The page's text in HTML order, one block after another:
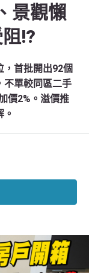
景觀懶
!?
，首批開出92個
不單較同區二手
價2%。溢價推